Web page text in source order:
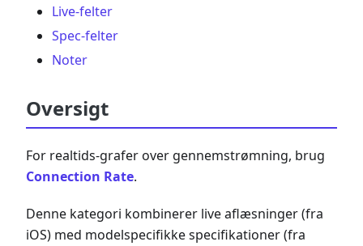
Live-felter
Spec-felter
Noter
Oversigt
For realtids-grafer over gennemstrømning, brug
Connection Rate.
Denne kategori kombinerer live aflæsninger (fra
iOS) med modelspecifikke specifikationer (fra